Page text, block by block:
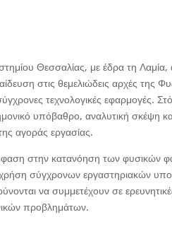
Θεσσαλίας, με έδρα τη
στις θεμελιώδεις αρχές της
τεχνολογικές εφαρμογές.
υπόβαθρο, αναλυτική σκέψη
αγοράς εργασίας.
στην κατανόηση των φυσικών
σύγχρονων εργαστηριακών
να συμμετέχουν σε
προβλημάτων.